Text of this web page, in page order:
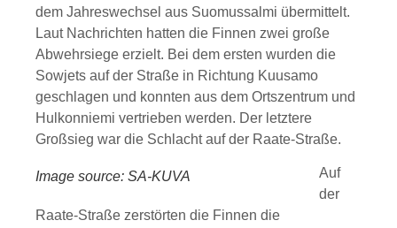
dem Jahreswechsel aus Suomussalmi übermittelt.
Laut Nachrichten hatten die Finnen zwei große
Abwehrsiege erzielt. Bei dem ersten wurden die
Sowjets auf der Straße in Richtung Kuusamo
geschlagen und konnten aus dem Ortszentrum und
Hulkonniemi vertrieben werden. Der letztere
Großsieg war die Schlacht auf der Raate-Straße.
Image source: SA-KUVA
Auf
der
Raate-Straße zerstörten die Finnen die